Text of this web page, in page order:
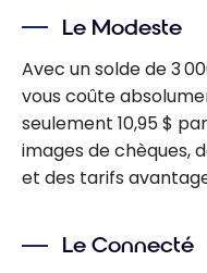
Le Modeste
Avec un solde de 3
vous coûte
seulement 10,95 $
images de chèques,
et des tarifs
Le Connecté